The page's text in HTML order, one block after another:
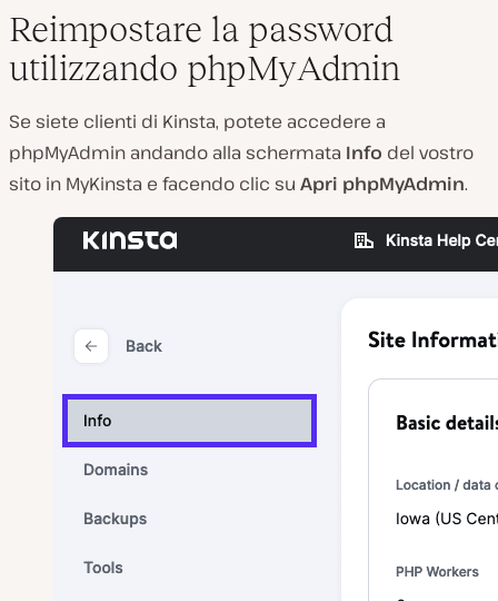
Reimpostare la password
utilizzando phpMyAdmin
Se siete clienti di Kinsta, potete accedere a
phpMyAdmin andando alla schermata Info del vostro
sito in MyKinsta e facendo clic su Apri phpMyAdmin.